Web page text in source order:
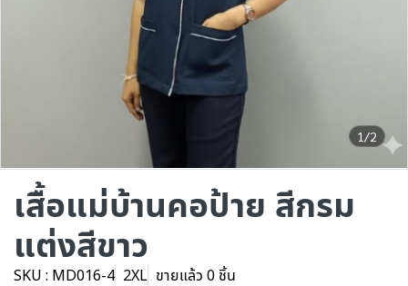
1/2
เสื้อแม่บ้านคอป้าย สีกรม
แต่งสีขาว
SKU : MD016-4 2XL ขายแล้ว 0 ชิ้น